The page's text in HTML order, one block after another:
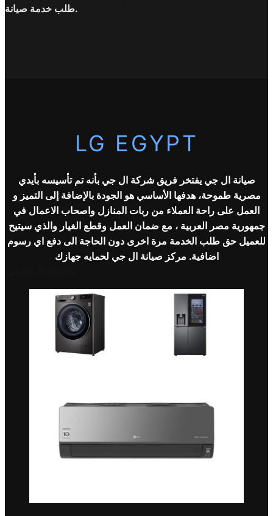
طلب خدمة صيانة.
LG EGYPT
صيانة ال جي يفتخر فريق شركةال جيبأنه تم تأسيسه بأيدي
مصرية طموحة، هدفها الأساسي هو الجودة بالإضافة إلى التميز و
العمل على راحة العملاء من ربات المنازل واصحاب الاعمال في
جمهورية مصر العربية ، مع ضمان العمل وقطع الغيار والذي سيتيح
للعميل حق طلب الخدمة مرة اخرى دون الحاجة الى دفع اي رسوم
اضافية. مركز صيانةال جي لحمايه جهازك